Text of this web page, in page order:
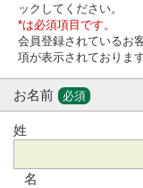
ックしてください。
*は必須項目です。
会員登録されているお
項が表示されております
お名前 必須
姓
名